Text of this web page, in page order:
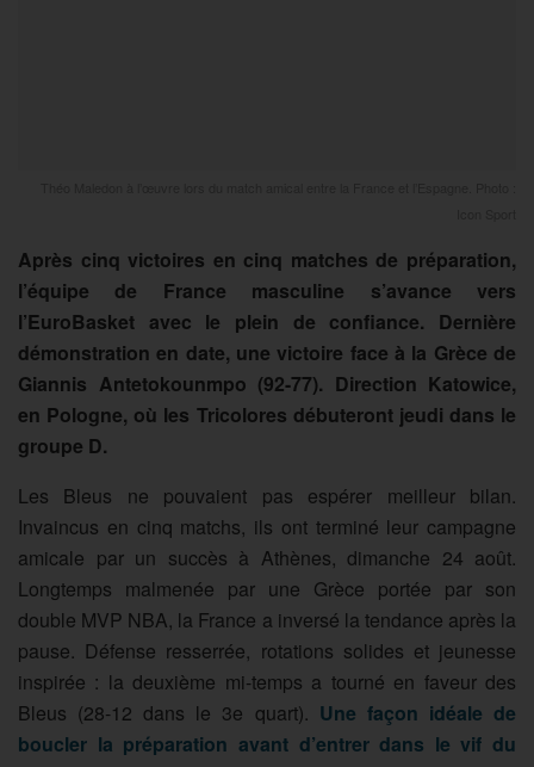
Après cinq victoires en cinq matches de préparation,
l’équipe de France masculine s’avance vers
l’EuroBasket avec le plein de confiance. Dernière
démonstration en date, une victoire face à la Grèce de
Giannis Antetokounmpo (92-77). Direction Katowice,
en Pologne, où les Tricolores débuteront jeudi dans le
groupe D.
Les Bleus ne pouvaient pas espérer meilleur bilan.
Invaincus en cinq matchs, ils ont terminé leur campagne
amicale par un succès à Athènes, dimanche 24 août.
Longtemps malmenée par une Grèce portée par son
double MVP NBA, la France a inversé la tendance après la
pause. Défense resserrée, rotations solides et jeunesse
inspirée : la deuxième mi-temps a tourné en faveur des
Bleus (28-12 dans le 3e quart). Une façon idéale de
boucler la préparation avant d’entrer dans le vif du